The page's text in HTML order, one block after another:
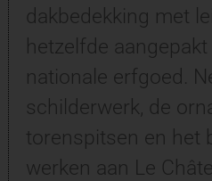
dakbedekking met
hetzelfde
nationale erfgoed.
schilderwerk, de
torenspitsen en het
werken aan Le